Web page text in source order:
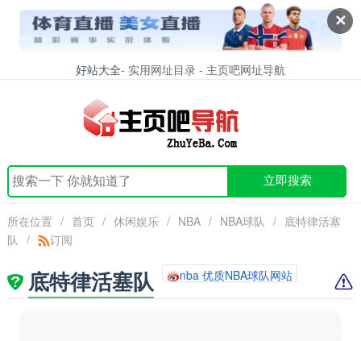
✕
好站大全- 实用网址目录 - 主页吧网址导航
立即搜索
所在位置 / 首页 / 休闲娱乐 / NBA / NBA球队 /
底特律活塞
队 / 订阅
底特律活塞队 nba 优质NBA球队网站